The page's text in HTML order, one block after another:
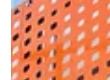
surtidos y Colet, con 11%
Mundial. Una oportunidad
panaderías de barrio En
frente a una pantalla.
mesa, en la previa de los
amigos y con sabores que